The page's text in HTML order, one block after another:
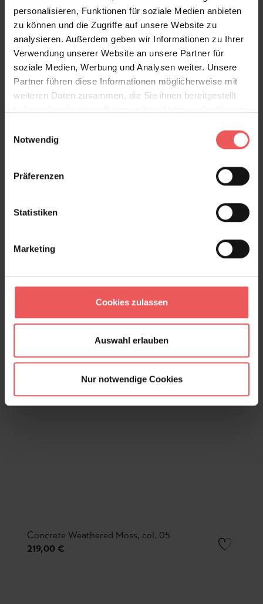
personalisieren, Funktionen für soziale Medien anbieten
zu können und die Zugriffe auf unsere Website zu
analysieren. Außerdem geben wir Informationen zu Ihrer
Verwendung unserer Website an unsere Partner für
soziale Medien, Werbung und Analysen weiter. Unsere
Partner führen diese Informationen möglicherweise mit
weiteren Daten zusammen, die Sie ihnen bereitgestellt
Notwendig
Präferenzen
Statistiken
Marketing
Cookies zulassen
Auswahl erlauben
Nur notwendige Cookies
219,00 €
Concrete Weathered Moss, col. 05
219,00 €